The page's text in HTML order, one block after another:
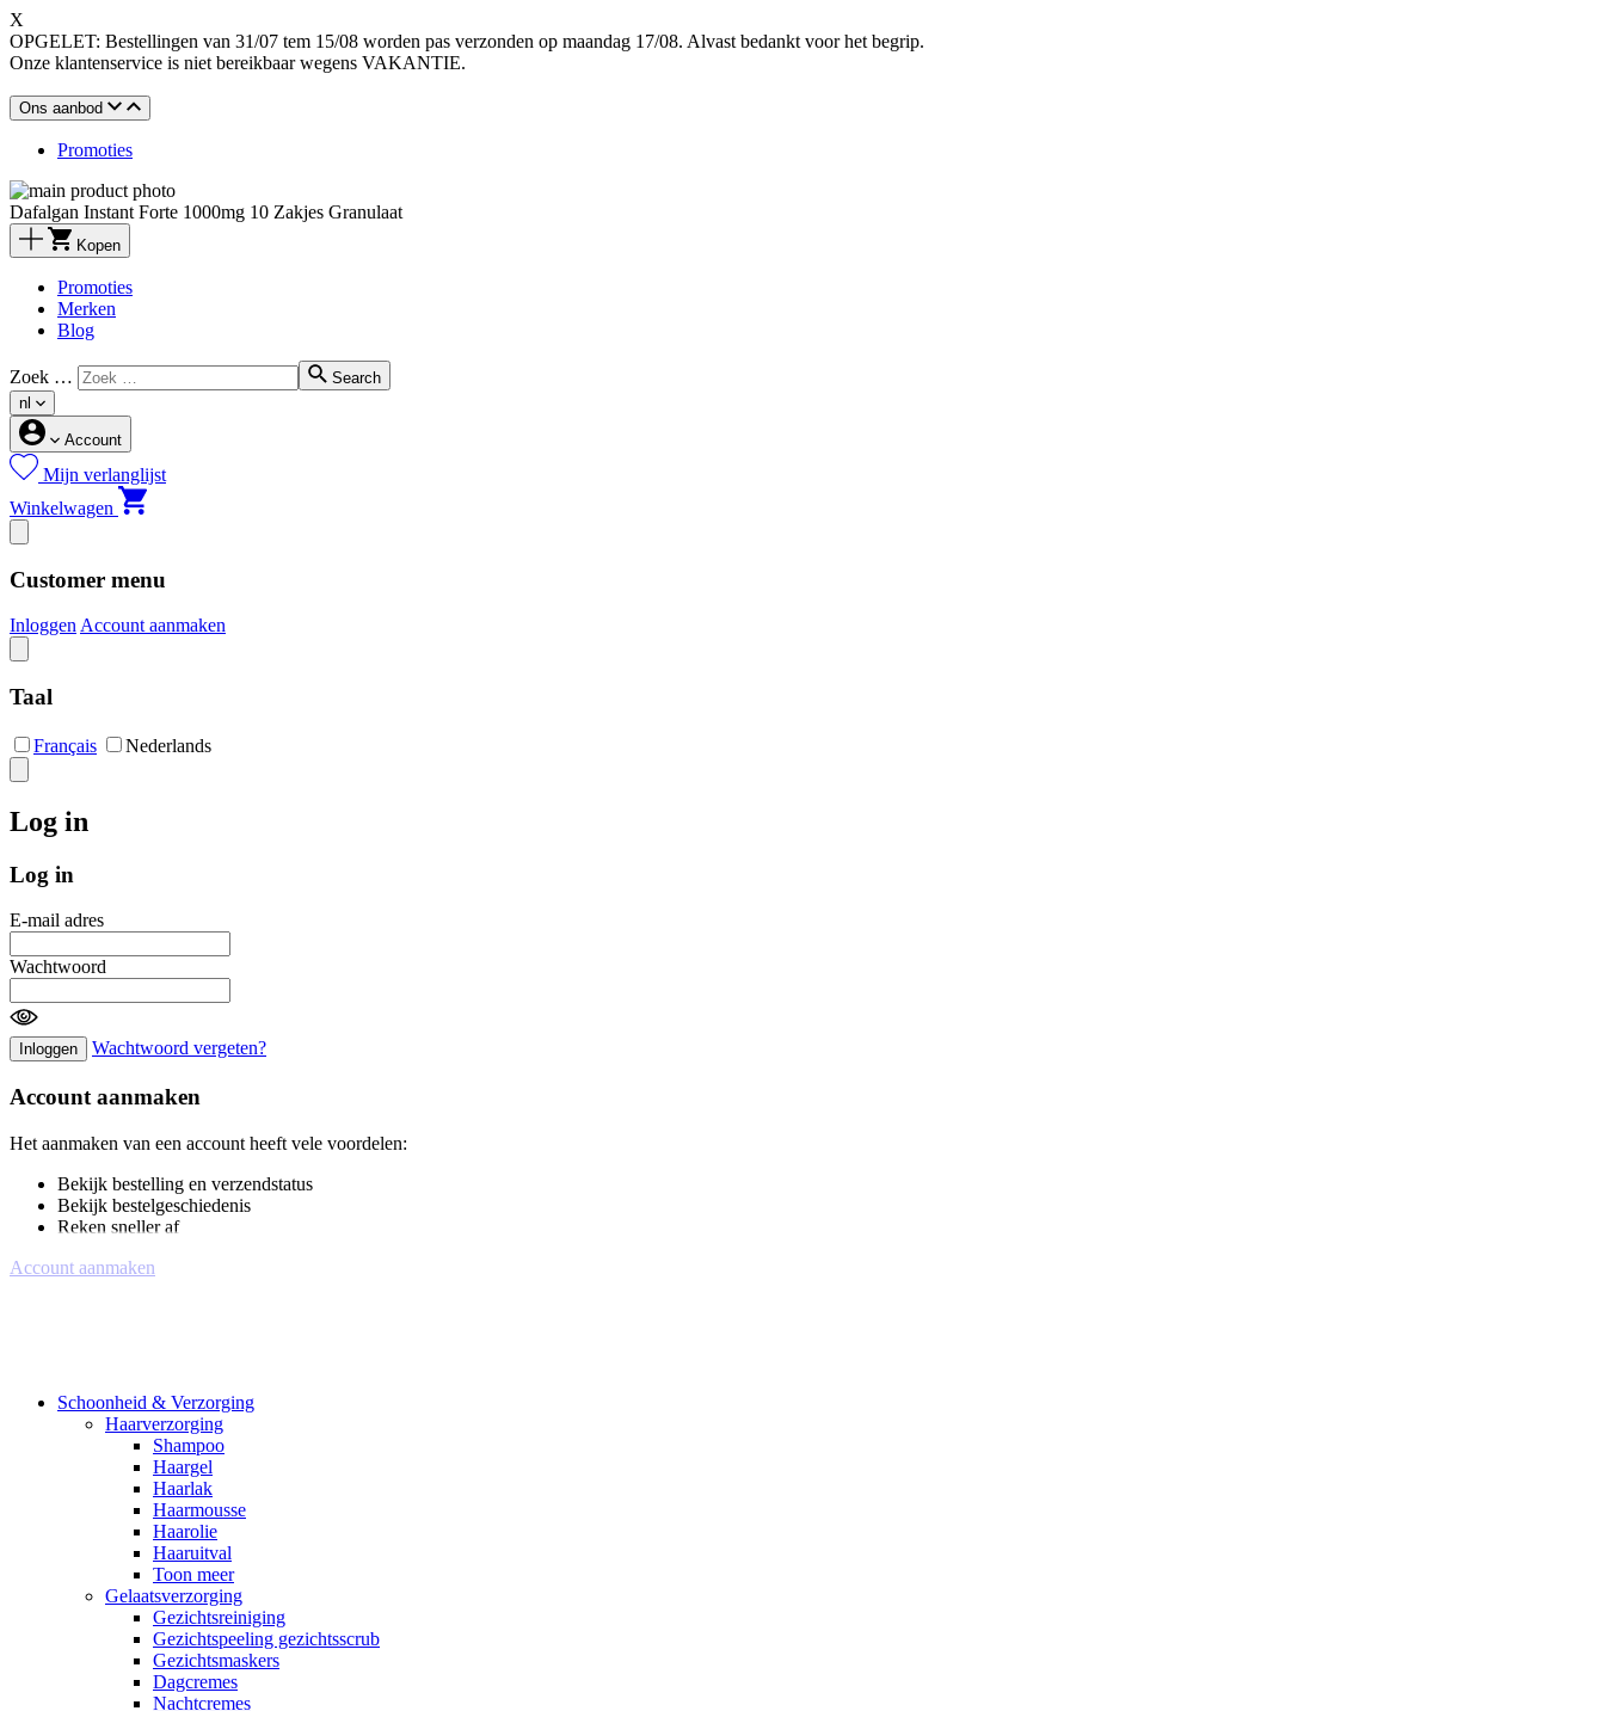
X
OPGELET: Bestellingen van 31/07 tem 15/08 worden pas verzonden op maandag 17/08. Alvast bedankt voor het begrip.
Onze klantenservice is niet bereikbaar wegens VAKANTIE.
Ons aanbod
Promoties
Dafalgan Instant Forte 1000mg 10 Zakjes Granulaat
Kopen
Promoties
Merken
Blog
Zoek …
Search
nl
Account
Mijn verlanglijst
Winkelwagen
Customer menu
InloggenAccount aanmaken
Taal
Français Nederlands
Log in
Log in
E-mail adres
Wachtwoord
Inloggen Wachtwoord vergeten?
Account aanmaken
Het aanmaken van een account heeft vele voordelen:
Bekijk bestelling en verzendstatus
Bekijk bestelgeschiedenis
Reken sneller af
Account aanmaken
Schoonheid & Verzorging
Haarverzorging
Shampoo
Haargel
Haarlak
Haarmousse
Haarolie
Haaruitval
Toon meer
Gelaatsverzorging
Gezichtsreiniging
Gezichtspeeling gezichtsscrub
Gezichtsmaskers
Dagcremes
Nachtcremes